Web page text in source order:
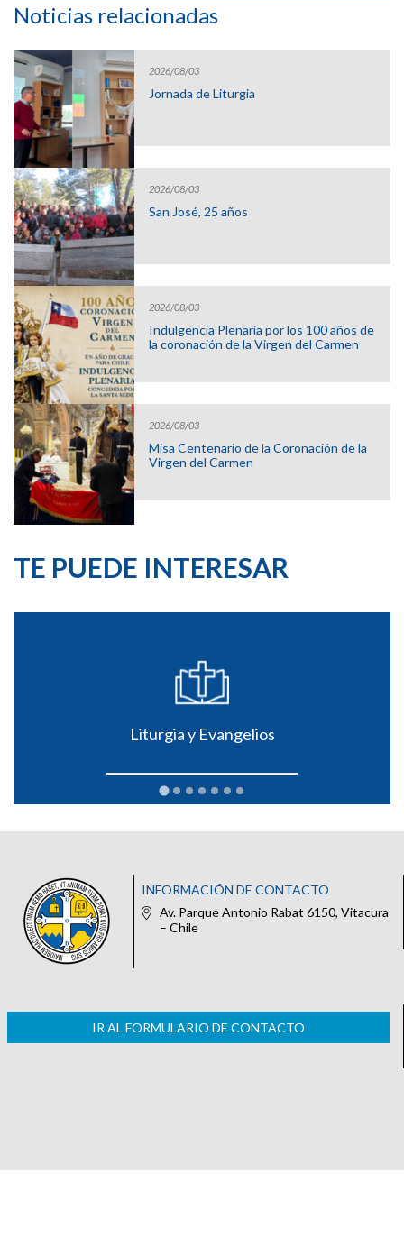
Noticias relacionadas
2026/08/03
Jornada de Liturgia
2026/08/03
San José, 25 años
2026/08/03
Indulgencia Plenaria por los 100 años de
la coronación de la Virgen del Carmen
2026/08/03
Misa Centenario de la Coronación de la
Virgen del Carmen
TE PUEDE INTERESAR
Liturgia y Evangelios
INFORMACIÓN DE CONTACTO
Av. Parque Antonio Rabat 6150, Vitacura
– Chile
IR AL FORMULARIO DE CONTACTO